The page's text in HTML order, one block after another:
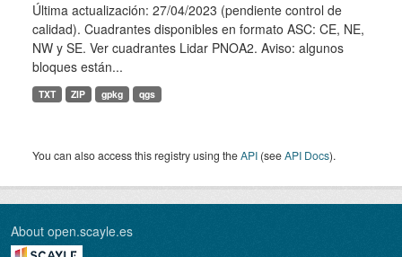
Última actualización: 27/04/2023 (pendiente control de
calidad). Cuadrantes disponibles en formato ASC: CE, NE,
NW y SE. Ver cuadrantes Lidar PNOA2. Aviso: algunos
bloques están...
TXT ZIP gpkg qgs
You can also access this registry using theAPI (seeAPI Docs).
About open.scayle.es